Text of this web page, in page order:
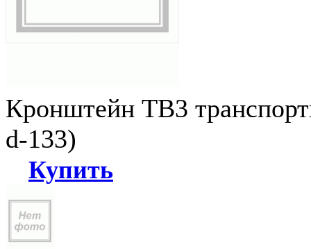
Кронштейн ТВ3
d-133)
Купить